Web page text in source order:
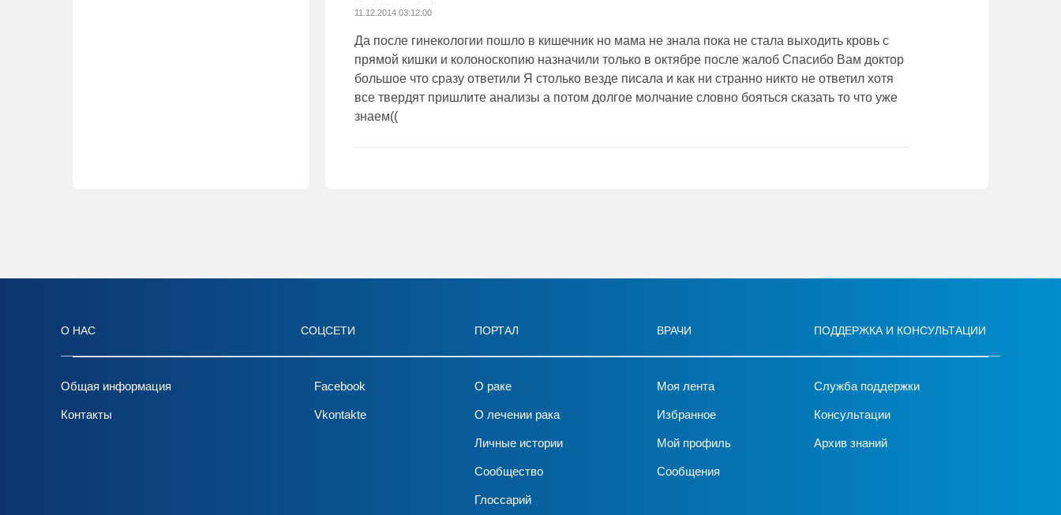
11.12.2014 03:12:00
Да после гинекологии пошло в кишечник но мама не знала пока не стала выходить кровь с
прямой кишки и колоноскопию назначили только в октябре после жалоб Спасибо Вам доктор
большое что сразу ответили Я столько везде писала и как ни странно никто не ответил хотя
все твердят пришлите анализы а потом долгое молчание словно бояться сказать то что уже
знаем((
О НАС
Общая информация
Контакты
СОЦСЕТИ
Facebook
Vkontakte
ПОРТАЛ
О раке
О лечении рака
Личные истории
Сообщество
Глоссарий
ВРАЧИ
Моя лента
Избранное
Мой профиль
Сообщения
ПОДДЕРЖКА И КОНСУЛЬТАЦИИ
Служба поддержки
Консультации
Архив знаний